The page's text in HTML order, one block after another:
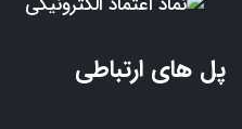
پل های ارتباطی